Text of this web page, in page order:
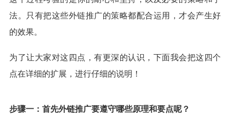
法。只有把这些外链推广的策略都配合运用，才会产生好
的效果。
为了让大家对这四点，有更深的认识，下面我会把这四个
点在详细的扩展，进行仔细的说明！
步骤一：首先外链推广要遵守哪些原理和要点呢？